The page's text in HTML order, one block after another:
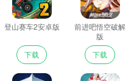
登山赛车2安卓版
下载
前进吧悟空破解
版
下载